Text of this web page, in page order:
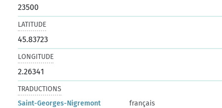
23500
LATITUDE
45.83723
LONGITUDE
2.26341
TRADUCTIONS
Saint-Georges-Nigremont
français